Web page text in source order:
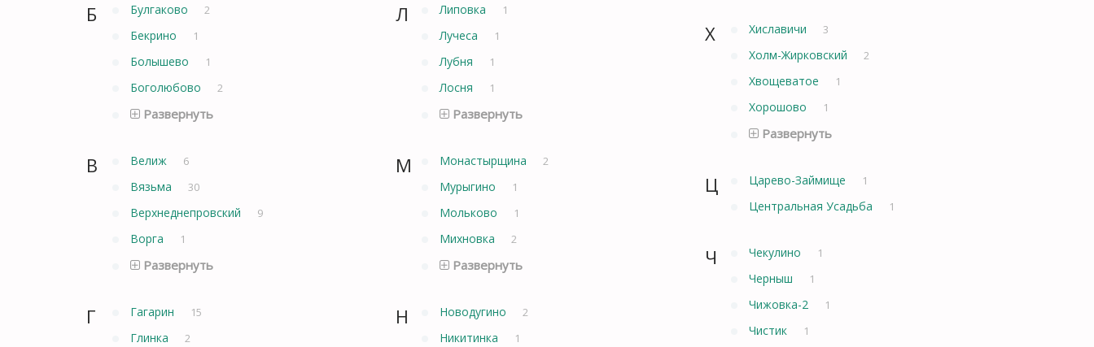
Б Булгаково 2
Бекрино 1
Болышево 1
Боголюбово 2
Развернуть
В Велиж 6
Вязьма 30
Верхнеднепровский 9
Ворга 1
Развернуть
Г Гагарин 15
Глинка 2
Л Липовка 1
Лучеса 1
Лубня 1
Лосня 1
Развернуть
М Монастырщина 2
Мурыгино 1
Мольково 1
Михновка 2
Развернуть
Н Новодугино 2
Никитинка 1
Х Хиславичи 3
Холм-Жирковский 2
Хвощеватое 1
Хорошово 1
Развернуть
Ц Царево-Займище 1
Центральная Усадьба 1
Ч Чекулино 1
Черныш 1
Чижовка-2 1
Чистик 1